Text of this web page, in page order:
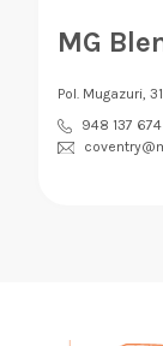
MG
Pol. Mugazuri,
948 137 674